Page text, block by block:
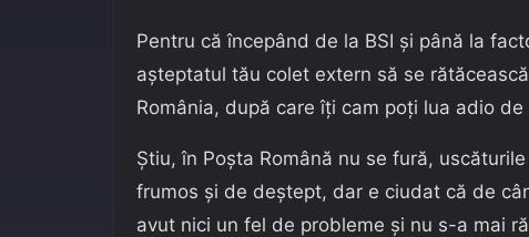
Pentru că începând de la BSI și până la
așteptatul tău colet extern să se
România, după care îți cam poți lua adio
Știu, în Poșta Română nu se fură,
frumos și de deștept, dar e ciudat că de
avut nici un fel de probleme și nu s-a mai